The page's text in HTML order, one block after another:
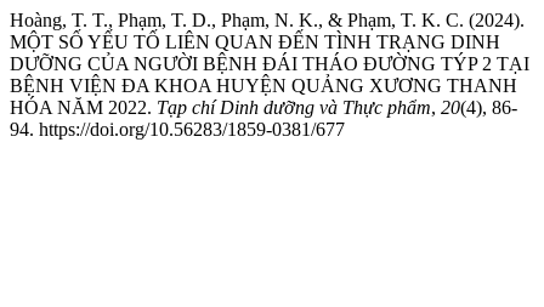
Hoàng, T. T., Phạm, T. D., Phạm, N. K., & Phạm, T. K. C. (2024).
MỘT SỐ YẾU TỐ LIÊN QUAN ĐẾN TÌNH TRẠNG DINH
DƯỠNG CỦA NGƯỜI BỆNH ĐÁI THÁO ĐƯỜNG TÝP 2 TẠI
BỆNH VIỆN ĐA KHOA HUYỆN QUẢNG XƯƠNG THANH
HÓA NĂM 2022. Tạp chí Dinh dưỡng và Thực phẩm, 20(4), 86-
94. https://doi.org/10.56283/1859-0381/677